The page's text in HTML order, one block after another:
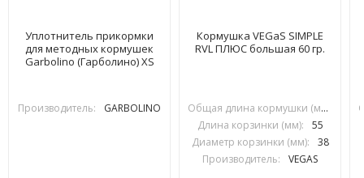
Уплотнитель прикормки
для методных кормушек
Garbolino (Гарболино) XS
Производитель: GARBOLINO
Кормушка VEGaS SIMPLE
RVL ПЛЮС большая 60 гр.
Общая длина кормушки (мм):
Длина корзинки (мм):
55
Диаметр корзинки (мм):
38
Производитель:
VEGAS